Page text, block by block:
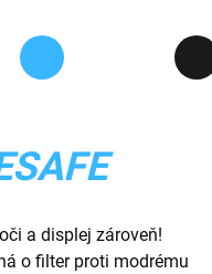
a displej zároveň!
o filter proti modrému